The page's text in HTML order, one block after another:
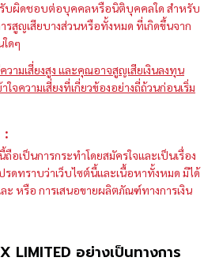
ม่รับผิดชอบต่อบุคคลหรือนิติบุคคลใด สำหรับ
รสูญเสียบางส่วนหรือทั้งหมด ที่เกิดขึ้นจาก
ดๆ
ามเสี่ยงสูง และคุณอาจสูญเสียเงินลงทุน
จความเสี่ยงที่เกี่ยวข้องอย่างถี่ถ้วนก่อนเริ่ม
อเป็นการกระทำโดยสมัครใจและเป็นเรื่อง
รดทราบว่าเว็บไซต์นี้และเนื้อหาทั้งหมด มิได้
หรือ การเสนอขายผลิตภัณฑ์ทางการเงิน
LIMITED อย่างเป็นทางการ